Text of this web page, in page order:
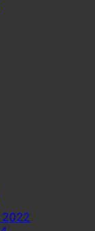
2022